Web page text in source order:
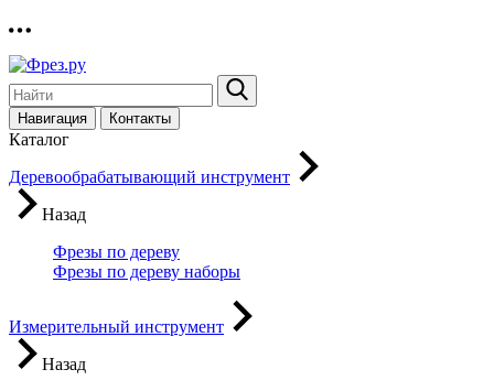
Навигация Контакты
Каталог
Деревообрабатывающий инструмент
Назад
Фрезы по дереву
Фрезы по дереву наборы
Измерительный инструмент
Назад